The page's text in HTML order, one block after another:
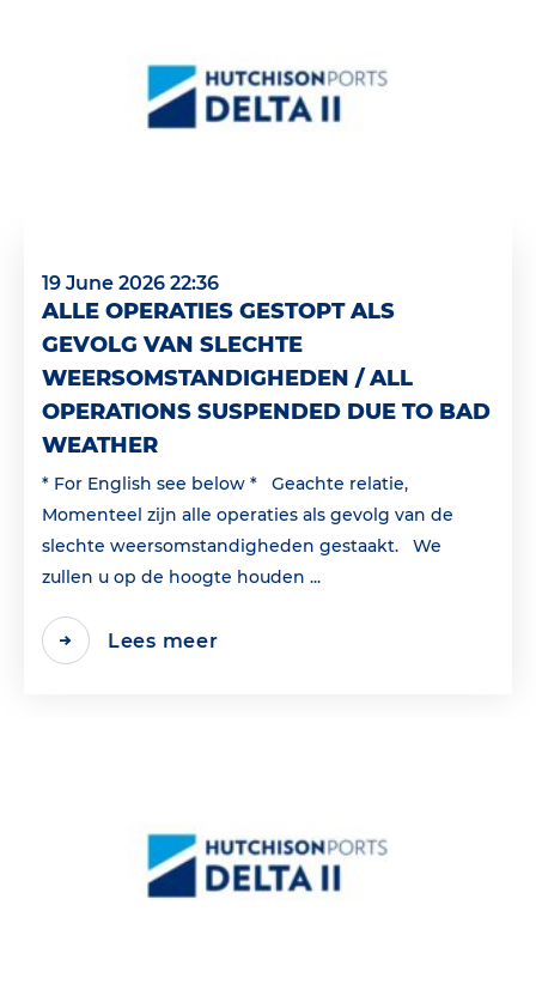
19 June 2026 22:36
ALLE OPERATIES GESTOPT ALS
GEVOLG VAN SLECHTE
WEERSOMSTANDIGHEDEN / ALL
OPERATIONS SUSPENDED DUE TO BAD
WEATHER
* For English see below * Geachte relatie,
Momenteel zijn alle operaties als gevolg van de
slechte weersomstandigheden gestaakt. We
zullen u op de hoogte houden ...
Lees meer